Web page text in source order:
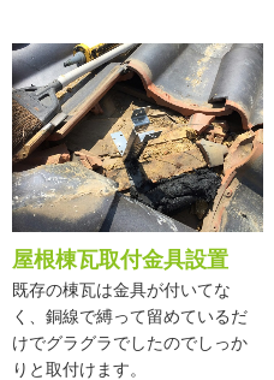
屋根棟瓦取付金具設置
既存の棟瓦は金具が付いてな
く、銅線で縛って留めているだ
けでグラグラでしたのでしっか
りと取付けます。